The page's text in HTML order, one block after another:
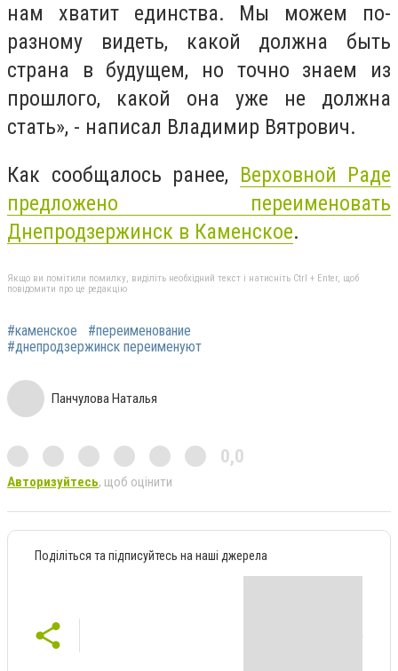
нам хватит единства. Мы можем по-
разному видеть, какой должна быть
страна в будущем, но точно знаем из
прошлого, какой она уже не должна
стать», - написал Владимир Вятрович.
Как сообщалось ранее, Верховной Раде
предложено переименовать
Днепродзержинск в Каменское.
Якщо ви помітили помилку, виділіть необхідний текст і натисніть Ctrl + Enter, щоб
повідомити про це редакцію
#каменское
#переименование
#днепродзержинск переименуют
Панчулова Наталья
0,0
Авторизуйтесь, щоб оцінити
Поділіться та підписуйтесь на наші джерела